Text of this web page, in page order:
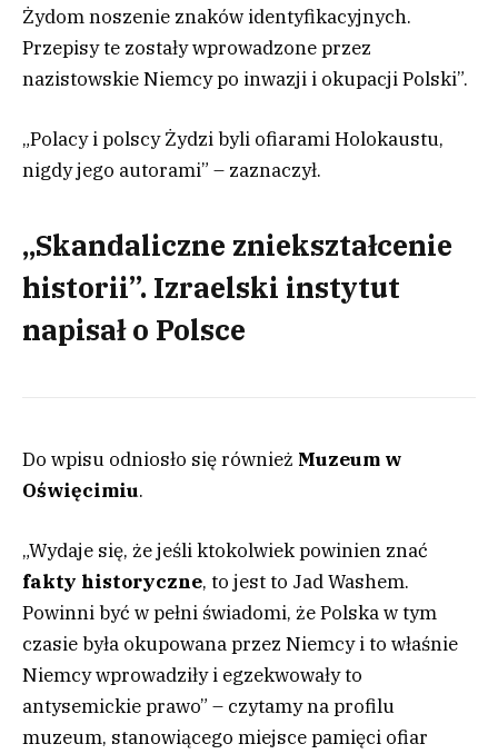
Żydom noszenie znaków identyfikacyjnych.
Przepisy te zostały wprowadzone przez
nazistowskie Niemcy po inwazji i okupacji Polski”.
„Polacy i polscy Żydzi byli ofiarami Holokaustu,
nigdy jego autorami” – zaznaczył.
„Skandaliczne zniekształcenie
historii”. Izraelski instytut
napisał o Polsce
Do wpisu odniosło się również Muzeum w
Oświęcimiu.
„Wydaje się, że jeśli ktokolwiek powinien znać
fakty historyczne, to jest to Jad Washem.
Powinni być w pełni świadomi, że Polska w tym
czasie była okupowana przez Niemcy i to właśnie
Niemcy wprowadziły i egzekwowały to
antysemickie prawo” – czytamy na profilu
muzeum, stanowiącego miejsce pamięci ofiar